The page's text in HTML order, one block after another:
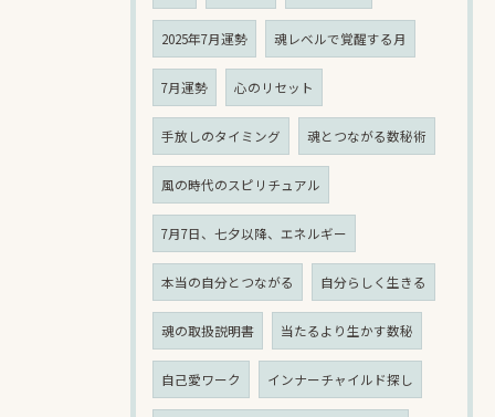
2025年7月運勢 魂レベルで覚醒する月
7月運勢 心のリセット
手放しのタイミング 魂とつながる数秘術
風の時代のスピリチュアル
7月7日、七夕以降、エネルギー
本当の自分とつながる 自分らしく生きる
魂の取扱説明書 当たるより生かす数秘
自己愛ワーク インナーチャイルド探し